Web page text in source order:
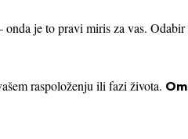
je to pravi miris za vas.
raspoloženju ili fazi života.